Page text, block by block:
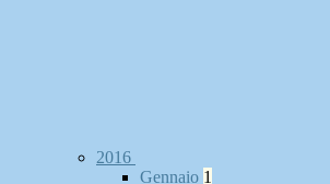
2016
Gennaio 1